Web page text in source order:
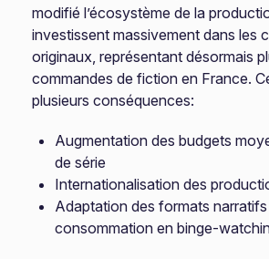
modifié l’écosystème de la
investissent massivement dans les
originaux, représentant désormais
commandes de fiction en France.
plusieurs conséquences:
Augmentation des budgets
de série
Internationalisation des
Adaptation des formats
consommation en binge-